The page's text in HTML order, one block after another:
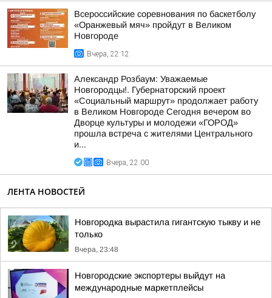
Всероссийские соревнования по баскетболу
«Оранжевый мяч» пройдут в Великом
Новгороде
Вчера, 22:12
Александр Розбаум: Уважаемые
Новгородцы!. Губернаторский проект
«Социальный маршрут» продолжает работу
в Великом Новгороде Сегодня вечером во
Дворце культуры и молодежи «ГОРОД»
прошла встреча с жителями Центрального
и...
Вчера, 22:00
ЛЕНТА НОВОСТЕЙ
Новгородка вырастила гигантскую тыкву и не
только
Вчера, 23:48
Новгородские экспортеры выйдут на
международные маркетплейсы